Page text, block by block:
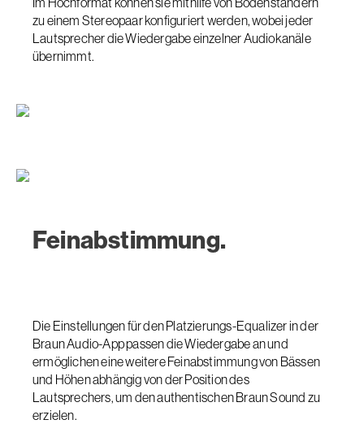
zu einem Stereopaar konfiguriert werden, wobei jeder
Lautsprecher die Wiedergabe einzelner Audiokanäle
übernimmt.
Feinabstimmung.
Die Einstellungen für den Platzierungs-Equalizer in der
Braun Audio-App passen die Wiedergabe an und
ermöglichen eine weitere Feinabstimmung von Bässen
und Höhen abhängig von der Position des
Lautsprechers, um den authentischen Braun Sound zu
erzielen.